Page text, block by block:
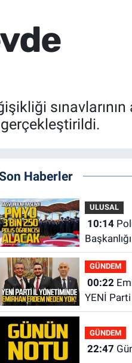
sınavlarının
Haberler
ULUSAL
10:14Polis Akademisi
polis
GÜNDEM
00:22Emirhan Erdem
YENİ
yok?
GÜNDEM
22:47